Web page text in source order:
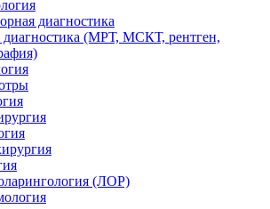
диагностика
диагностика (МРТ, МСКТ, рентген,
(ЛОР)